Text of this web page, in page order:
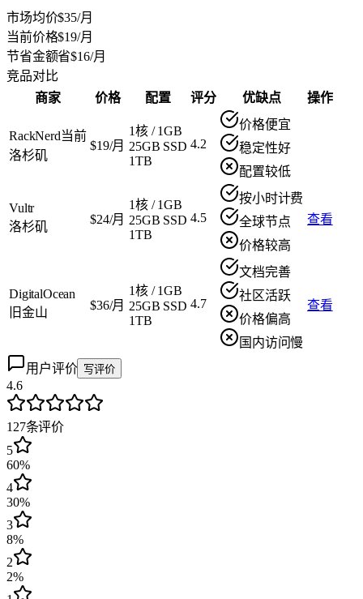
市场均价$35/月
当前价格$19/月
节省金额省$16/月
竞品对比
商家
价格 配置 评分 优缺点 操作
RackNerd当前
洛杉矶
$19/月
1核/1GB
25GB SSD
1TB
4.2
价格便宜
稳定性好
配置较低
Vultr
洛杉矶
$24/月
1核/1GB
25GB SSD
1TB
4.5
按小时计费
全球节点
价格较高
查看
DigitalOcean
旧金山
$36/月
1核/1GB
25GB SSD
1TB
4.7
文档完善
社区活跃
价格偏高
国内访问慢
查看
用户评价 写评价
4.6
127条评价
5
60%
4
30%
3
8%
2
2%